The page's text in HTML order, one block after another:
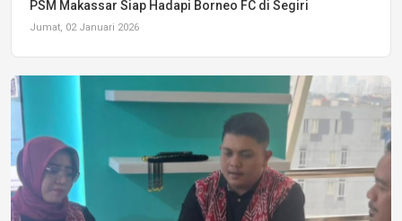
PSM Makassar Siap Hadapi Borneo FC di Segiri
Jumat, 02 Januari 2026